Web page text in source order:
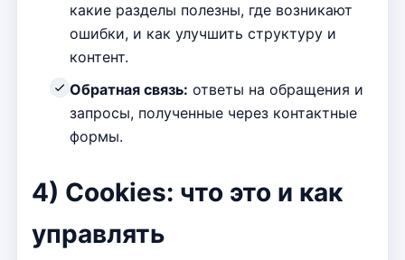
какие разделы полезны, где возникают
ошибки, и как улучшить структуру и
контент.
Обратная связь: ответы на обращения и
запросы, полученные через контактные
формы.
4) Cookies: что это и как
управлять